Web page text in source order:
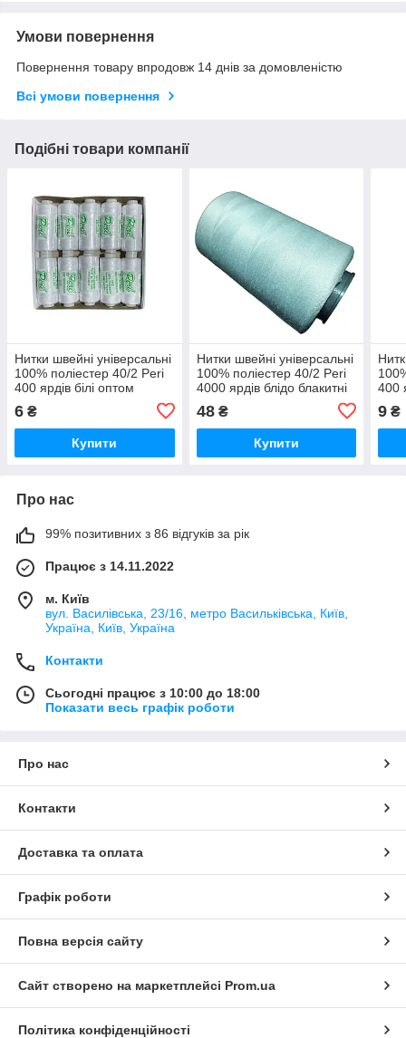
Умови повернення
Повернення товару впродовж 14 днів за домовленістю
Всі умови повернення
Подібні товари компанії
Нитки швейні універсальні
100% поліестер 40/2 Peri
400 ярдів білі оптом
6 ₴
Купити
Нитки швейні універсальні
100% поліестер 40/2 Peri
4000 ярдів блідо блакитні
48₴
Купити
400
9 ₴
Про нас
99% позитивних з 86 відгуків за рік
Працює з 14.11.2022
м. Київ
вул. Василівська, 23/16, метро Васильківська, Київ,
Україна, Київ, Україна
Контакти
Сьогодні працює з 10:00 до 18:00
Показати весь графік роботи
Про нас
Контакти
Доставка та оплата
Графік роботи
Повна версія сайту
Сайт створено на маркетплейсі Prom.ua
Політика конфіденційності